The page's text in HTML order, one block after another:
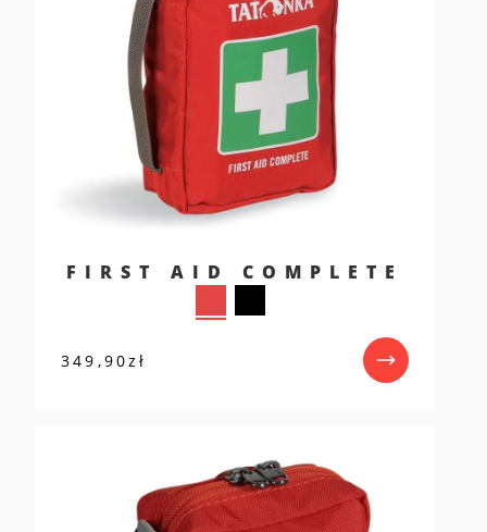
FIRST AID COMPLETE
349,90zł